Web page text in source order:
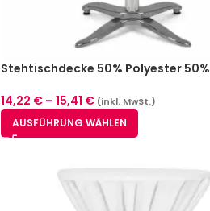
Stehtischdecke 50% Polyester 50%
14,22 € – 15,41 € (inkl. MwSt.)
AUSFÜHRUNG WÄHLEN